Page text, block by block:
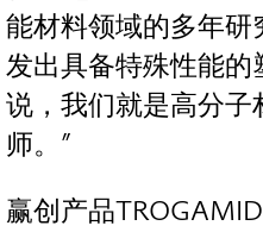
能材料领域的多年
发出具备特殊性能
说，我们就是高分
师。”
赢创产品